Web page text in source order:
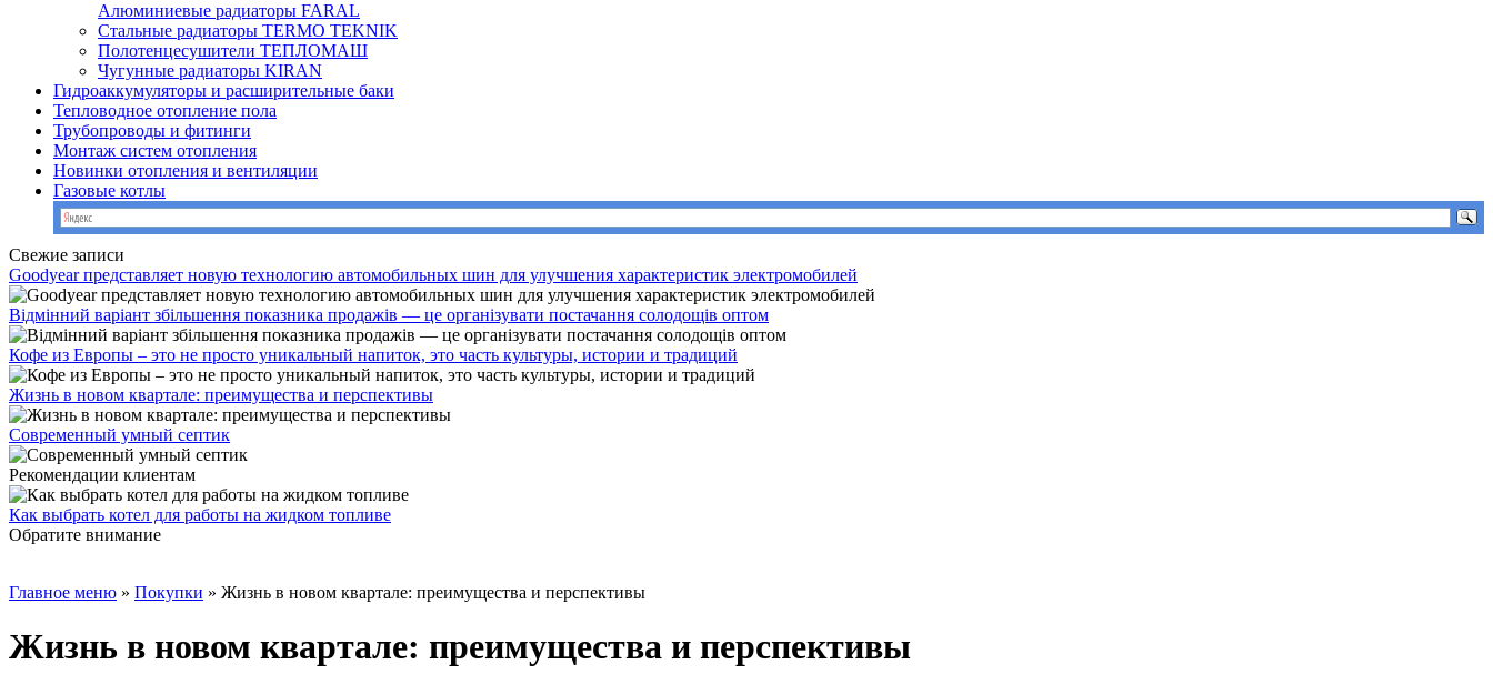
Алюминиевые радиаторы FARAL
Стальные радиаторы TERMO TEKNIK
Полотенцесушители ТЕПЛОМАШ
Чугунные радиаторы KIRAN
Гидроаккумуляторы и расширительные баки
Тепловодное отопление пола
Трубопроводы и фитинги
Монтаж систем отопления
Новинки отопления и вентиляции
Газовые котлы
Свежие записи
Goodyear представляет новую технологию автомобильных шин для улучшения характеристик электромобилей
Відмінний варіант збільшення показника продажів — це організувати постачання солодощів оптом
Кофе из Европы – это не просто уникальный напиток, это часть культуры, истории и традиций
Жизнь в новом квартале: преимущества и перспективы
Современный умный септик
Рекомендации клиентам
Как выбрать котел для работы на жидком топливе
Обратите внимание
Главное меню » Покупки » Жизнь в новом квартале: преимущества и перспективы
Жизнь в новом квартале: преимущества и перспективы